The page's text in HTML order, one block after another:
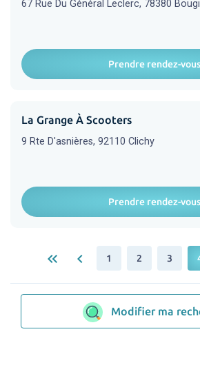
67 Rue Du Général Leclerc, 78380
Prendre rendez-vous
La Grange À Scooters
9 Rte D'asnières, 92110 Clichy
Prendre rendez-vous
keyboard_double_arrow_left keyboard_arrow_left 1 2 3
Modifier ma